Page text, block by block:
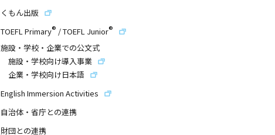
くもん出版
TOEFL Primary® /TOEFL Junior®
施設・学校・企業での公文式
施設・学校向け導入事業
企業・学校向け日本語
English Immersion Activities
自治体・省庁との連携
財団との連携